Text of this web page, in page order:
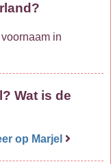
in
Wat is de
op Marjel